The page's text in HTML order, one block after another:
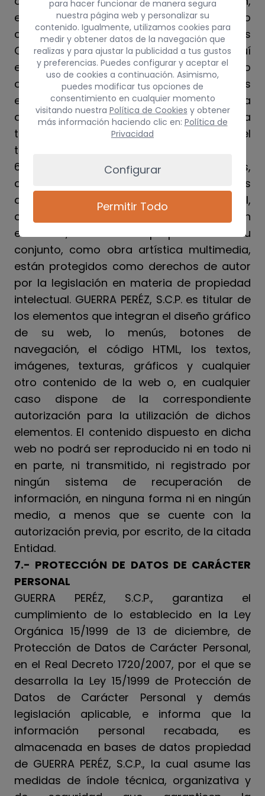
explotación, reproducción, distribución o
comunicación pública del web y/o de sus
Contenidos distintos de los aquí
expresamente previstos. Cualquier otro uso
o explotación de cualesquiera derechos
estará sujeto a la previa y expresa
autorización específicamente otorgada a
tal efecto por GUERRA PERÉZ, S.C.P. o el
tercero titular de los derechos afectados.
6.2.) Los contenidos, textos, fotografías,
diseños, logotipos, imágenes, programas
de ordenador, códigos fuente y, en general,
cualquier creación intelectual existente en
este sitio, así como el propio sitio en su
conjunto, como obra artística multimedia,
están protegidos como derechos de autor
por la legislación en materia de propiedad
intelectual. GUERRA PERÉZ, S.C.P. es titular de
los elementos que integran el diseño gráfico
de su web, lo menús, botones de
navegación, el código HTML, los textos,
imágenes, texturas, gráficos y cualquier
otro contenido de la web o, en cualquier
caso dispone de la correspondiente
autorización para la utilización de dichos
elementos. El contenido dispuesto en dicha
web no podrá ser reproducido ni en todo ni
en parte, ni transmitido, ni registrado por
ningún sistema de recuperación de
información, en ninguna forma ni en ningún
medio, a menos que se cuente con la
autorización previa, por escrito, de la citada
Entidad.
7.- PROTECCIÓN DE DATOS DE CARÁCTER
PERSONAL
GUERRA PERÉZ, S.C.P., garantiza el
cumplimiento de lo establecido en la Ley
Orgánica 15/1999 de 13 de diciembre, de
Protección de Datos de Carácter Personal,
en el Real Decreto 1720/2007, por el que se
desarrolla la Ley 15/1999 de Protección de
Datos de Carácter Personal y demás
legislación aplicable, e informa que la
información personal recabada, es
almacenada en bases de datos propiedad
de GUERRA PERÉZ, S.C.P., la cual asume las
medidas de índole técnica, organizativa y
para hacer funcionar de manera segura
nuestra página web y personalizar su
contenido. Igualmente, utilizamos cookies para
medir y obtener datos de la navegación que
realizas y para ajustar la publicidad a tus gustos
y preferencias. Puedes configurar y aceptar el
uso de cookies a continuación. Asimismo,
puedes modificar tus opciones de
consentimiento en cualquier momento
visitando nuestra Política de Cookies y obtener
más información haciendo clic en: Política de
Privacidad
Configurar
Permitir Todo